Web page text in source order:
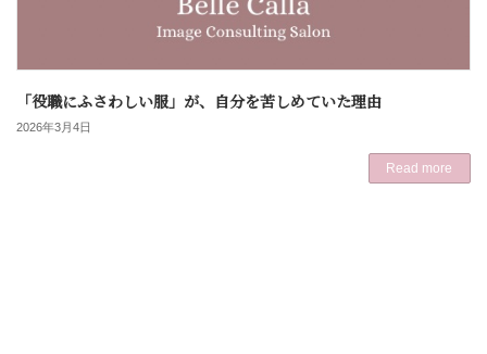
「役職にふさわしい服」が、自分を苦しめていた理由
2026年3月4日
Read more